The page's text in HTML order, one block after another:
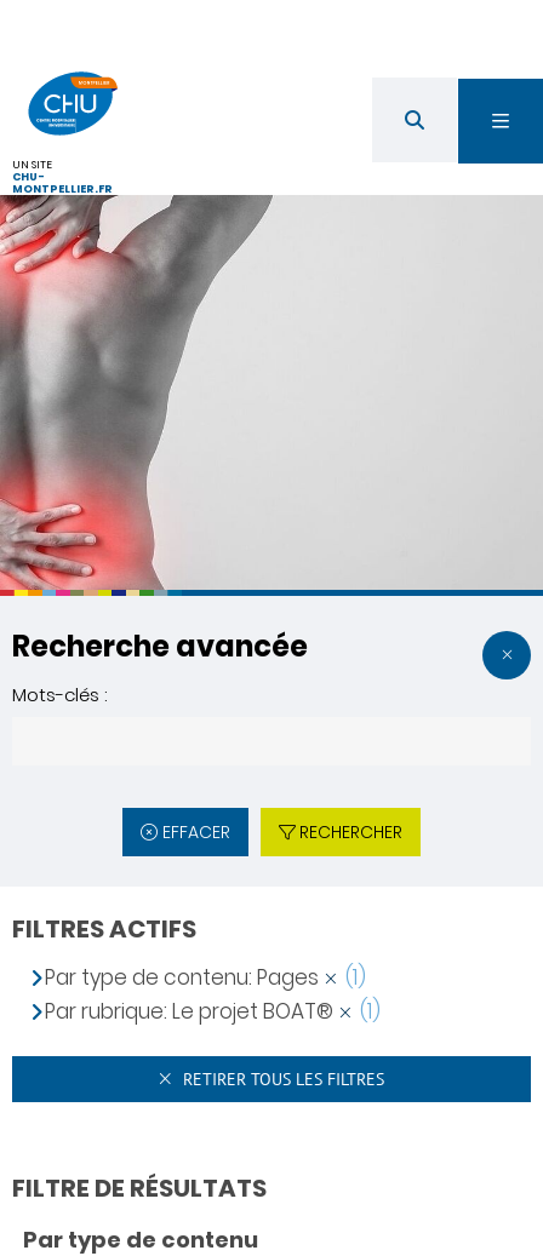
UN SITE
CHU-
MONTPELLIER.FR
Recherche avancée
Mots-clés :
EFFACER RECHERCHER
FILTRES ACTIFS
Par type de contenu: Pages
(1)
Par rubrique: Le projet BOAT®
(1)
RETIRER TOUS LES FILTRES
FILTRE DE RÉSULTATS
Par type de contenu